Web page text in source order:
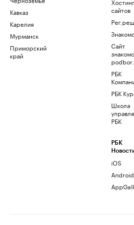
Кавказ
Карелия
Мурманск
Приморский
край
Хостинг
сайтов
Сайт
РБК
РБК
Школа
РБК
РБК
iOS
Android